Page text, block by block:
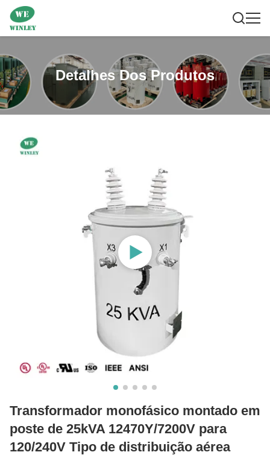
Detalhes Dos Produtos
Transformador monofásico montado em
poste de 25kVA 12470Y/7200V para
120/240V Tipo de distribuição aérea